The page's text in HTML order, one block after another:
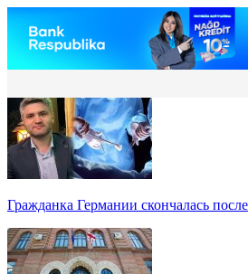
Гражданка Германии скончалась